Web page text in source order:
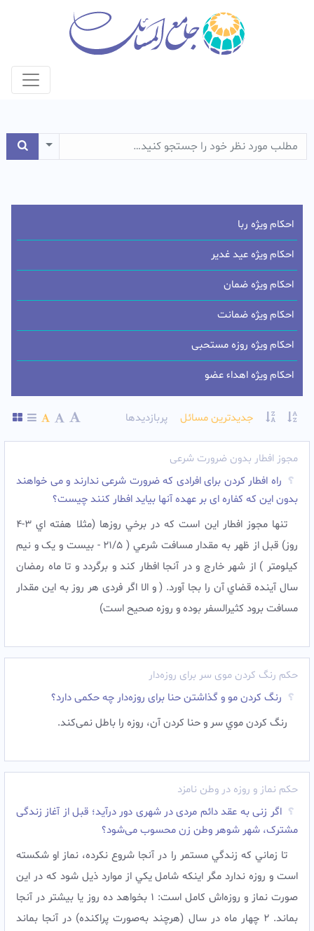
جدیدترین مسائل پربازدیدها
مجوز افطار بدون ضرورت شرعی
راه افطار کردن برای افرادی که ضرورت شرعی ندارند و می خواهند
بدون این که کفاره ای بر عهده آنها بیاید افطار کنند چیست؟
تنها مجوز افطار اين است که در برخي روزها (مثلا هفته اي 3-4
روز) قبل از ظهر به مقدار مسافت شرعي ( 21/5 - بیست و یک و نیم
کیلومتر ) از شهر خارج و در آنجا افطار کند و برگردد و تا ماه رمضان
سال آينده قضاي آن را بجا آورد. ( و الا اگر فردی هر روز به این مقدار
مسافت برود کثیرالسفر بوده و روزه صحیح است)
حکم رنگ کردن موی سر برای روزه‌دار
رنگ کردن مو و گذاشتن حنا برای روزه‌دار چه حکمی دارد؟
رنگ کردن موي سر و حنا کردن آن، روزه را باطل نمی‌کند.
حکم نماز و روزه در وطن نامزد
اگر زنی به عقد دائم مردی در شهری دور درآید؛ قبل از آغاز زندگى
مشترک، شهر شوهر وطن زن محسوب می‌شود؟
تا زماني که زندگي مستمر را در آنجا شروع نکرده، نماز او شکسته
است و روزه ندارد مگر اینکه شامل يکي از موارد ذیل شود که در اين
صورت نماز و روزه‌اش کامل است: 1 بخواهد ده روز يا بيشتر در آنجا
بماند. 2 چهار ماه در سال (هرچند به‌صورت پراکنده) در آنجا بماند
احکام ویژه ربا
احکام ویژه عید غدیر
احکام ویژه ضمان
احکام ویژه ضمانت
احکام ویژه روزه مستحبی
احکام ویژه اهداء عضو